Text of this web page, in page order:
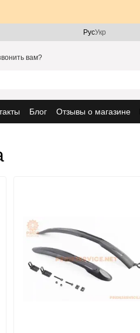
РусУкр
вам?
Блог Отзывы о магазине